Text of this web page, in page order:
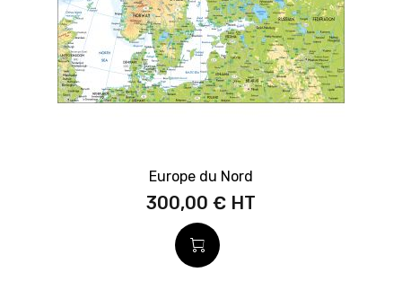
Europe du Nord
300,00 €